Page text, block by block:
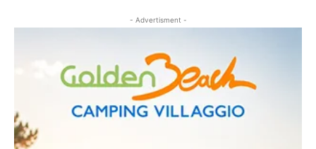
- Advertisment -